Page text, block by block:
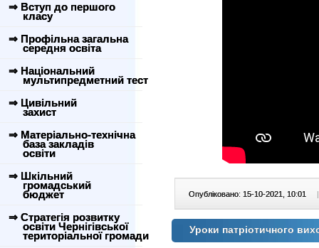
⇒ Вступ до першого
класу
⇒ Профільна загальна
середня освіта
⇒ Національний
мультипредметний тест
⇒ Цивільний
захист
⇒ Матеріально-технічна
база закладів
освіти
⇒ Шкільний
громадський
бюджет
⇒ Стратегія розвитку
освіти Чернігівської
територіальної громади
Опубліковано: 15-10-2021, 10:01 |
Уроки патріотичного